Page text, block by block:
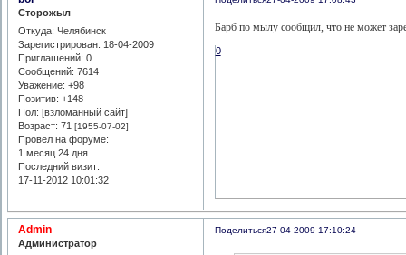
Сторожыл
Откуда: Челябинск
Зарегистрирован: 18-04-2009
Приглашений: 0
Сообщений: 7614
Уважение: +98
Позитив: +148
Пол: [взломанный сайт]
Возраст: 71[1955-07-02]
Провел на форуме:
1 месяц 24 дня
Последний визит:
17-11-2012 10:01:32
Барб по мылу сообщил, что не может
0
Поделиться27-04-2009 17:10:24
Admin
Администратор